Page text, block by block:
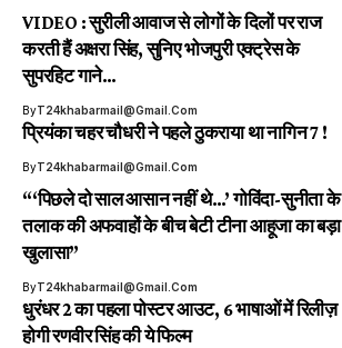
VIDEO : सुरीली आवाज से लोगों के दिलों पर राज
करती हैं अक्षरा सिंह, सुनिए भोजपुरी एक्ट्रेस के
सुपरहिट गाने…
ByT24khabarmail@gmail.com
प्रियंका चहर चौधरी ने पहले ठुकराया था नागिन 7 !
ByT24khabarmail@gmail.com
“‘पिछले दो साल आसान नहीं थे…’ गोविंदा-सुनीता के
तलाक की अफवाहों के बीच बेटी टीना आहूजा का बड़ा
खुलासा”
ByT24khabarmail@gmail.com
धुरंधर 2 का पहला पोस्टर आउट, 6 भाषाओं में रिलीज़
होगी रणवीर सिंह की ये फिल्म